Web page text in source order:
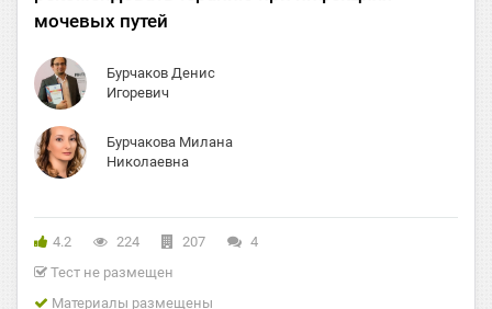
мочевых путей
Бурчаков Денис
Игоревич
Бурчакова Милана
Николаевна
4.2 224 207
4
Тест не размещен
Материалы размещены